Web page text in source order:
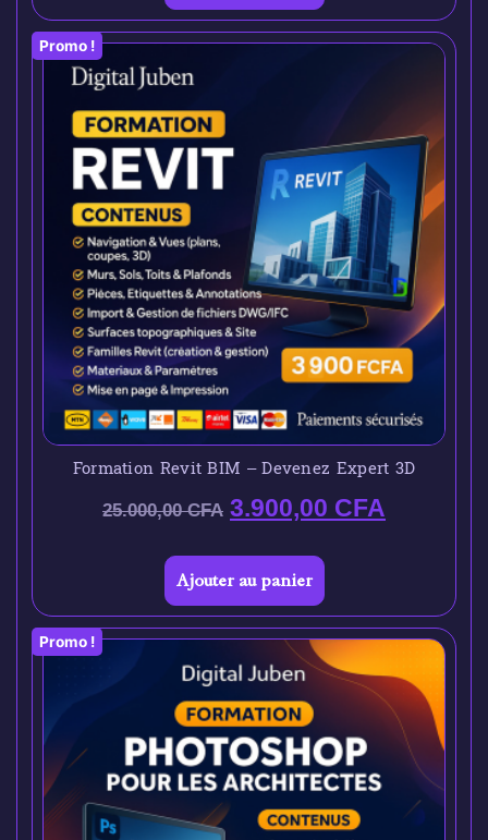
Promo !
Formation Revit BIM – Devenez Expert 3D
25.000,00CFA 3.900,00 CFA
Ajouter au panier
Promo !